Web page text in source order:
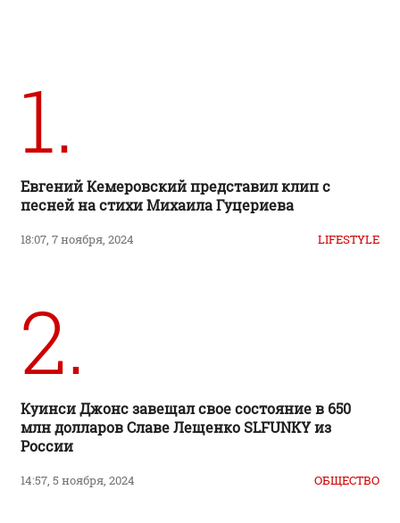
1.
Евгений Кемеровский представил клип с
песней на стихи Михаила Гуцериева
18:07, 7 ноября, 2024 LIFESTYLE
2.
Куинси Джонс завещал свое состояние в 650
млн долларов Славе Лещенко SLFUNKY из
России
14:57, 5 ноября, 2024 ОБЩЕСТВО